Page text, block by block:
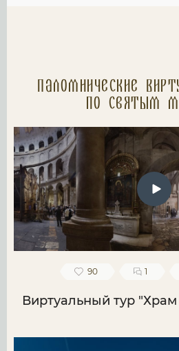
Паломнические
по святым
90 1
Виртуальный тур